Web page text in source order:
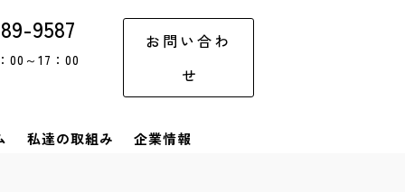
9587
00～17：00
お問い合わ
せ
私達の取組み 企業情報